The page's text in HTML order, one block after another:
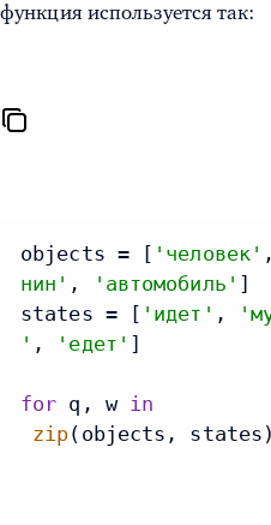
функция используется так:
objects = [ 'человек'
нин' , 'автомобиль' ]
states = [ 'идет' ,
' , 'едет' ]
for q, w in
zip(objects,